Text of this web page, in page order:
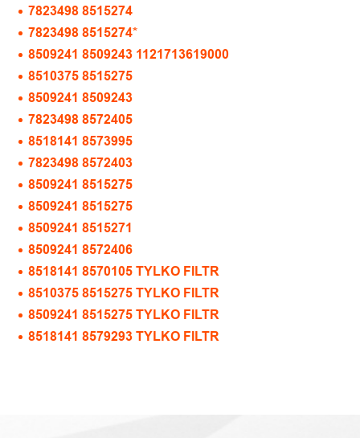
7823498 8515274
7823498 8515274*
8509241 8509243 1121713619000
8510375 8515275
8509241 8509243
7823498 8572405
8518141 8573995
7823498 8572403
8509241 8515275
8509241 8515275
8509241 8515271
8509241 8572406
8518141 8570105 TYLKO FILTR
8510375 8515275 TYLKO FILTR
8509241 8515275 TYLKO FILTR
8518141 8579293 TYLKO FILTR